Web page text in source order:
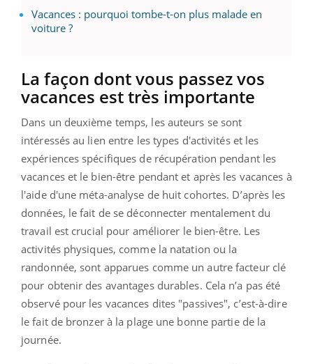
Vacances : pourquoi tombe-t-on plus malade en
voiture ?
La façon dont vous passez vos
vacances est très importante
Dans un deuxième temps, les auteurs se sont
intéressés au lien entre les types d'activités et les
expériences spécifiques de récupération pendant les
vacances et le bien-être pendant et après les vacances à
l'aide d'une méta-analyse de huit cohortes. D’après les
données, le fait de se déconnecter mentalement du
travail est crucial pour améliorer le bien-être. Les
activités physiques, comme la natation ou la
randonnée, sont apparues comme un autre facteur clé
pour obtenir des avantages durables. Cela n’a pas été
observé pour les vacances dites "passives", c’est-à-dire
le fait de bronzer à la plage une bonne partie de la
journée.